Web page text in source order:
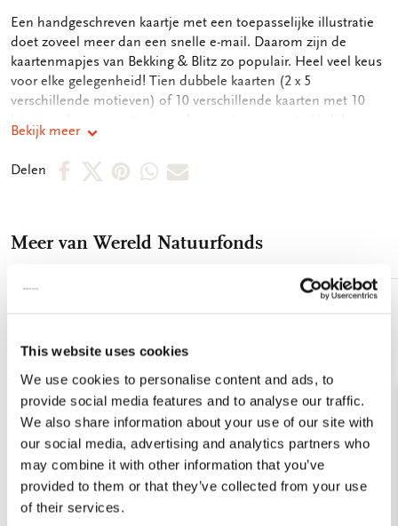
This website uses cookies
We use cookies to personalise content and ads, to
provide social media features and to analyse our traffic.
We also share information about your use of our site with
our social media, advertising and analytics partners who
may combine it with other information that you’ve
provided to them or that they’ve collected from your use
of their services.
OMSCHRIJVING
Een handgeschreven kaartje met een toepasselijke illustratie
doet zoveel meer dan een snelle e-mail. Daarom zijn de
kaartenmapjes van Bekking & Blitz zo populair. Heel veel keus
voor elke gelegenheid! Tien dubbele kaarten (2 x 5
verschillende motieven) of 10 verschillende kaarten met 10
kaartenmapje. Op de achterkant van het mapje staan de
verschillende motieven afgebeeld. Zo vindt u snel de kaart die
u nodig heeft. De binnenkant van de dubbele kaarten zijn
enveloppen - 2 x 5 motieven - 240 grms off white papier -
Bekijk meer
Delen
DeelDeelDeelDeelDeel
mail
Meer van Wereld Natuurfonds